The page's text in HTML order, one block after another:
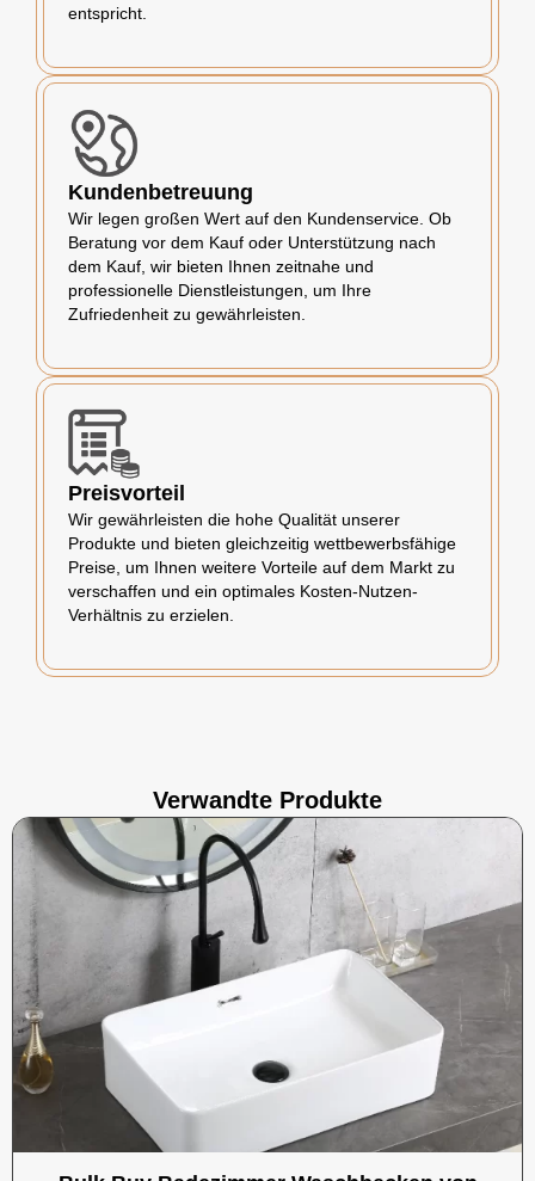
entspricht.
Kundenbetreuung
Wir legen großen Wert auf den Kundenservice. Ob
Beratung vor dem Kauf oder Unterstützung nach
dem Kauf, wir bieten Ihnen zeitnahe und
professionelle Dienstleistungen, um Ihre
Zufriedenheit zu gewährleisten.
Preisvorteil
Wir gewährleisten die hohe Qualität unserer
Produkte und bieten gleichzeitig wettbewerbsfähige
Preise, um Ihnen weitere Vorteile auf dem Markt zu
verschaffen und ein optimales Kosten-Nutzen-
Verhältnis zu erzielen.
Verwandte Produkte